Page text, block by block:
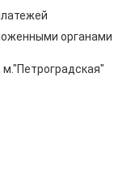
органами